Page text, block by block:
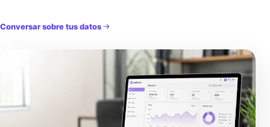
Conversar sobre tus datos